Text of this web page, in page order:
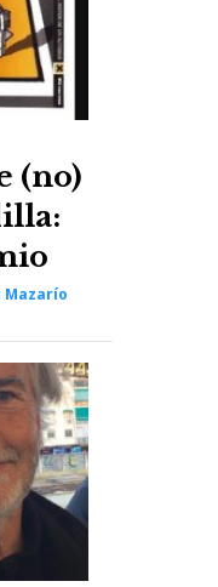
(no)
Mazarío